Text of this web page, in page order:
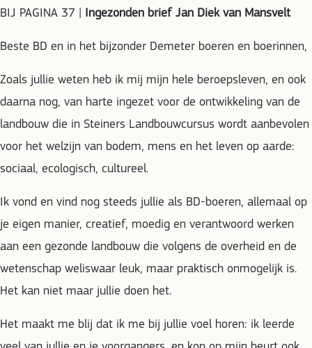
BIJ PAGINA 37 | Ingezonden brief Jan Diek van Mansvelt
Beste BD en in het bijzonder Demeter boeren en boerinnen,
Zoals jullie weten heb ik mij mijn hele beroepsleven, en ook
daarna nog, van harte ingezet voor de ontwikkeling van de
landbouw die in Steiners Landbouwcursus wordt aanbevolen
voor het welzijn van bodem, mens en het leven op aarde:
sociaal, ecologisch, cultureel.
Ik vond en vind nog steeds jullie als BD-boeren, allemaal op
je eigen manier, creatief, moedig en verantwoord werken
aan een gezonde landbouw die volgens de overheid en de
wetenschap weliswaar leuk, maar praktisch onmogelijk is.
Het kan niet maar jullie doen het.
Het maakt me blij dat ik me bij jullie voel horen: ik leerde